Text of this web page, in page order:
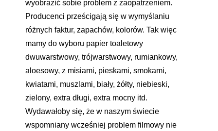
wyobrazić sobie problem z zaopatrzeniem.
Producenci prześcigają się w wymyślaniu
różnych faktur, zapachów, kolorów. Tak więc
mamy do wyboru papier toaletowy
dwuwarstwowy, trójwarstwowy, rumiankowy,
aloesowy, z misiami, pieskami, smokami,
kwiatami, muszlami, biały, żółty, niebieski,
zielony, extra długi, extra mocny itd.
Wydawałoby się, że w naszym świecie
wspomniany wcześniej problem filmowy nie